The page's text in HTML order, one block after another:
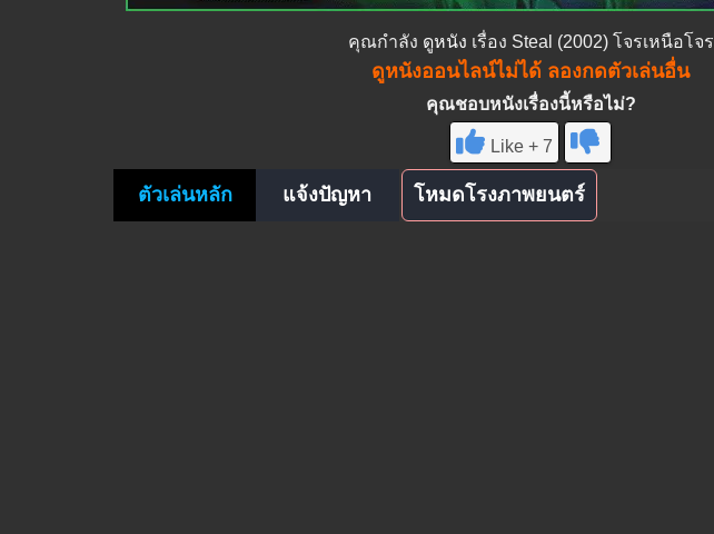
คุณกำลัง ดูหนัง เรื่อง Steal (2002) โจรเหนือโจร
ดูหนังออนไลน์ไม่ได้ ลองกดตัวเล่นอื่น
คุณชอบหนังเรื่องนี้หรือไม่?
Like + 7
ตัวเล่นหลัก แจ้งปัญหา โหมดโรงภาพยนตร์